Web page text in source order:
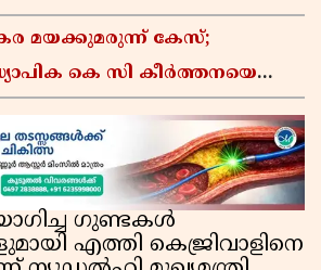
മയക്കുമരുന്ന് കേസ്;
കെ സി കീർത്തനയെ
ഗുണ്ടകൾ
എത്തി കെജ്രിവാളിനെ